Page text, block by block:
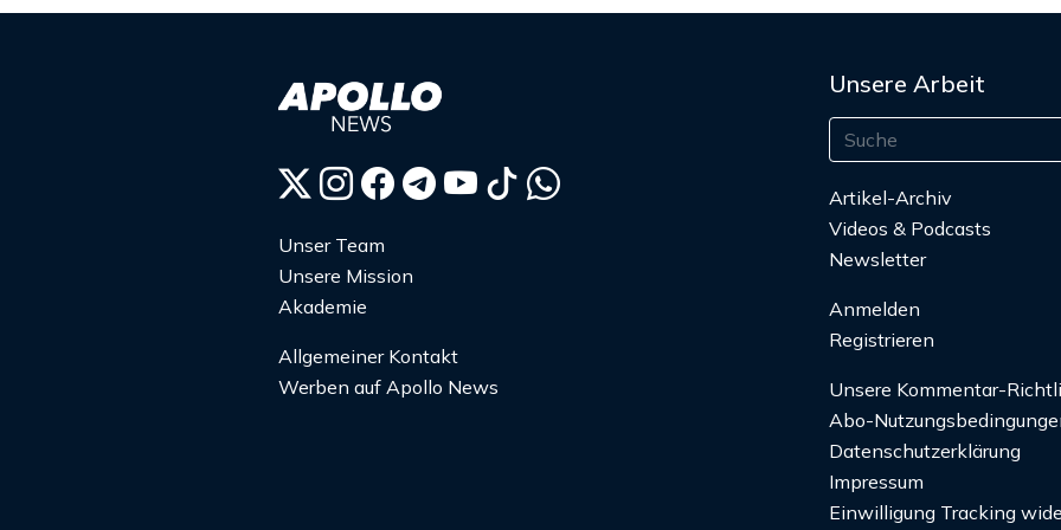
Unser Team
Unsere Mission
Akademie
Allgemeiner Kontakt
Werben auf Apollo News
Unsere Arbeit
Artikel-Archiv
Videos & Podcasts
Newsletter
Anmelden
Registrieren
Unsere Kommentar-
Abo-
Datenschutzerklärung
Impressum
Einwilligung Tracking